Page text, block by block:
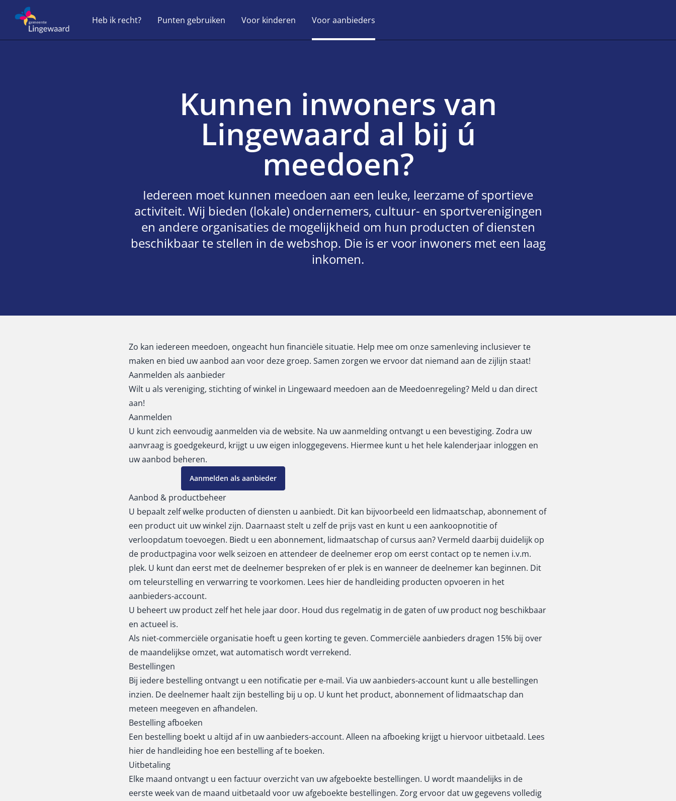
Heb ik recht? Punten gebruiken Voor kinderen Voor aanbieders
Kunnen inwoners van
Lingewaard al bij ú
meedoen?
Iedereen moet kunnen meedoen aan een leuke, leerzame of sportieve
activiteit. Wij bieden (lokale) ondernemers, cultuur- en sportverenigingen
en andere organisaties de mogelijkheid om hun producten of diensten
beschikbaar te stellen in de webshop. Die is er voor inwoners met een laag
inkomen.
Zo kan iedereen meedoen, ongeacht hun financiële situatie. Help mee om onze samenleving inclusiever te
maken en bied uw aanbod aan voor deze groep. Samen zorgen we ervoor dat niemand aan de zijlijn staat!
Aanmelden als aanbieder
Wilt u als vereniging, stichting of winkel in Lingewaard meedoen aan de Meedoenregeling? Meld u dan direct
aan!
Aanmelden
U kunt zich eenvoudig aanmelden via de website. Na uw aanmelding ontvangt u een bevestiging. Zodra uw
aanvraag is goedgekeurd, krijgt u uw eigen inloggegevens. Hiermee kunt u het hele kalenderjaar inloggen en
uw aanbod beheren.
Aanmelden als aanbieder
Aanbod & productbeheer
U bepaalt zelf welke producten of diensten u aanbiedt. Dit kan bijvoorbeeld een lidmaatschap, abonnement of
een product uit uw winkel zijn. Daarnaast stelt u zelf de prijs vast en kunt u een aankoopnotitie of
verloopdatum toevoegen. Biedt u een abonnement, lidmaatschap of cursus aan? Vermeld daarbij duidelijk op
de productpagina voor welk seizoen en attendeer de deelnemer erop om eerst contact op te nemen i.v.m.
plek. U kunt dan eerst met de deelnemer bespreken of er plek is en wanneer de deelnemer kan beginnen. Dit
om teleurstelling en verwarring te voorkomen. Lees hier de handleiding producten opvoeren in het
aanbieders-account.
U beheert uw product zelf het hele jaar door. Houd dus regelmatig in de gaten of uw product nog beschikbaar
en actueel is.
Als niet-commerciële organisatie hoeft u geen korting te geven. Commerciële aanbieders dragen 15% bij over
de maandelijkse omzet, wat automatisch wordt verrekend.
Bestellingen
Bij iedere bestelling ontvangt u een notificatie per e-mail. Via uw aanbieders-account kunt u alle bestellingen
inzien. De deelnemer haalt zijn bestelling bij u op. U kunt het product, abonnement of lidmaatschap dan
meteen meegeven en afhandelen.
Bestelling afboeken
Een bestelling boekt u altijd af in uw aanbieders-account. Alleen na afboeking krijgt u hiervoor uitbetaald. Lees
hier de handleiding hoe een bestelling af te boeken.
Uitbetaling
Elke maand ontvangt u een factuur overzicht van uw afgeboekte bestellingen. U wordt maandelijks in de
eerste week van de maand uitbetaald voor uw afgeboekte bestellingen. Zorg ervoor dat uw gegevens volledig